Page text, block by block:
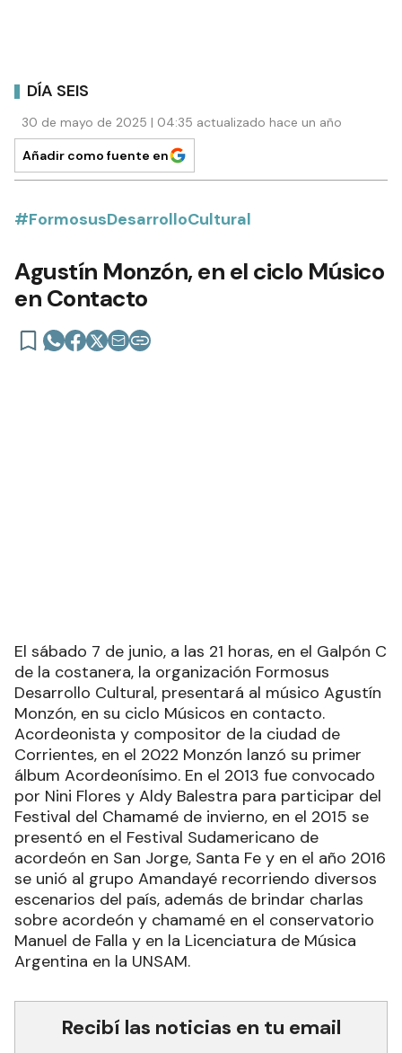
DÍA SEIS
30 de mayo de 2025 | 04:35 actualizado hace un año
Añadir como fuente en
#FormosusDesarrolloCultural
Agustín Monzón, en el ciclo Músico
en Contacto
El sábado 7 de junio, a las 21 horas, en el Galpón C
de la costanera, la organización Formosus
Desarrollo Cultural, presentará al músico Agustín
Monzón, en su ciclo Músicos en contacto.
Acordeonista y compositor de la ciudad de
Corrientes, en el 2022 Monzón lanzó su primer
álbum Acordeonísimo. En el 2013 fue convocado
por Nini Flores y Aldy Balestra para participar del
Festival del Chamamé de invierno, en el 2015 se
presentó en el Festival Sudamericano de
acordeón en San Jorge, Santa Fe y en el año 2016
se unió al grupo Amandayé recorriendo diversos
escenarios del país, además de brindar charlas
sobre acordeón y chamamé en el conservatorio
Manuel de Falla y en la Licenciatura de Música
Argentina en la UNSAM.
Recibí las noticias en tu email